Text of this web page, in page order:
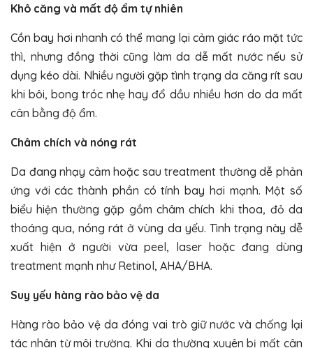
Khô căng và mất độ ẩm tự nhiên
Cồn bay hơi nhanh có thể mang lại cảm giác ráo mặt tức
thì, nhưng đồng thời cũng làm da dễ mất nước nếu sử
dụng kéo dài. Nhiều người gặp tình trạng da căng rít sau
khi bôi, bong tróc nhẹ hay đổ dầu nhiều hơn do da mất
cân bằng độ ẩm.
Châm chích và nóng rát
Da đang nhạy cảm hoặc sau treatment thường dễ phản
ứng với các thành phần có tính bay hơi mạnh. Một số
biểu hiện thường gặp gồm châm chích khi thoa, đỏ da
thoáng qua, nóng rát ở vùng da yếu. Tình trạng này dễ
xuất hiện ở người vừa peel, laser hoặc đang dùng
treatment mạnh như Retinol, AHA/BHA.
Suy yếu hàng rào bảo vệ da
Hàng rào bảo vệ da đóng vai trò giữ nước và chống lại
tác nhân từ môi trường. Khi da thường xuyên bị mất cân